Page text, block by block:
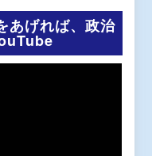
あげれば、政治